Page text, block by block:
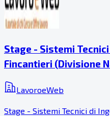
Stage - Sistemi
Fincantieri (Divisione
LavoroeWeb
Stage - Sistemi Tecnici di